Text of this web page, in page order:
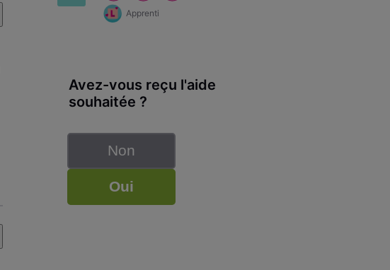
Apprenti
Avez-vous reçu l'aide
souhaitée ?
Non
Oui